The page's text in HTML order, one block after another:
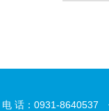
话：0931-8640537